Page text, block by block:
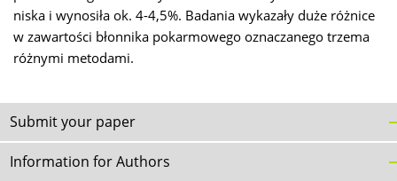
niska i wynosiła ok. 4-4,5%. Badania wykazały duże różnice
w zawartości błonnika pokarmowego oznaczanego trzema
różnymi metodami.
Submit your paper
Information for Authors